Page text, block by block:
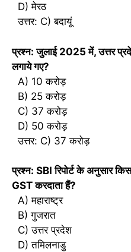
D) मेरठ
उत्तर: C) बदायूं
प्रश्न: जुलाई 2025 में, उत्तर
लगाये गए?
A) 10 करोड़
B) 25 करोड़
C) 37 करोड़
D) 50 करोड़
उत्तर: C) 37 करोड़
प्रश्न: SBI रिपोर्ट के अनुसार
GST करदाता हैं?
A) महाराष्ट्र
B) गुजरात
C) उत्तर प्रदेश
D) तमिलनाडु